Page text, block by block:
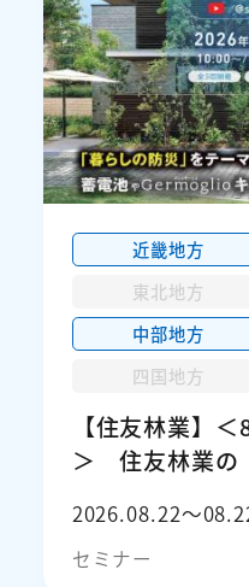
近畿地方
東北地方
中部地方
四国地方
【住友林業】
＞ 住友林業の
2026.08.22〜
セミナー